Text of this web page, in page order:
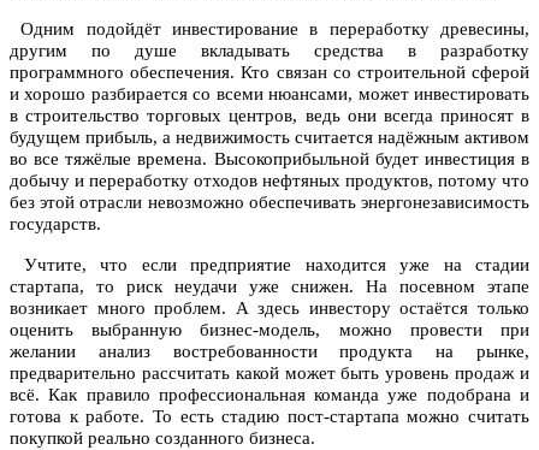
Одним подойдёт инвестирование в переработку древесины,
другим по душе вкладывать средства в разработку
программного обеспечения. Кто связан со строительной сферой
и хорошо разбирается со всеми нюансами, может инвестировать
в строительство торговых центров, ведь они всегда приносят в
будущем прибыль, а недвижимость считается надёжным активом
во все тяжёлые времена. Высокоприбыльной будет инвестиция в
добычу и переработку отходов нефтяных продуктов, потому что
без этой отрасли невозможно обеспечивать энергонезависимость
государств.
Учтите, что если предприятие находится уже на стадии
стартапа, то риск неудачи уже снижен. На посевном этапе
возникает много проблем. А здесь инвестору остаётся только
оценить выбранную бизнес-модель, можно провести при
желании анализ востребованности продукта на рынке,
предварительно рассчитать какой может быть уровень продаж и
всё. Как правило профессиональная команда уже подобрана и
готова к работе. То есть стадию пост-стартапа можно считать
покупкой реально созданного бизнеса.